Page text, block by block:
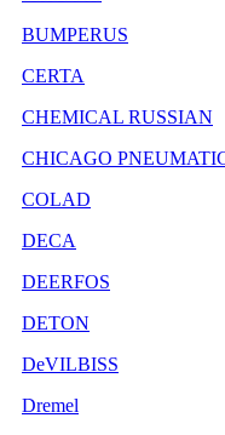
BUMPERUS
CERTA
CHEMICAL RUSSIAN
CHICAGO
COLAD
DECA
DEERFOS
DETON
DeVILBISS
Dremel